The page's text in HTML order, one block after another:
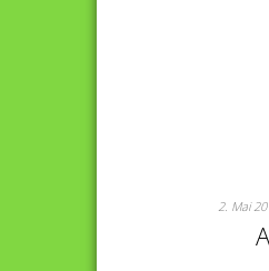
2. Mai